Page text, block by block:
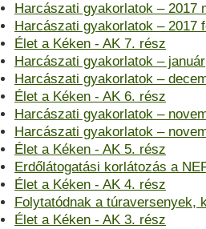
Harcászati gyakorlatok – 2017
Harcászati gyakorlatok – 2017
Élet a Kéken - AK 7. rész
Harcászati gyakorlatok – január
Harcászati gyakorlatok –
Élet a Kéken - AK 6. rész
Harcászati gyakorlatok –
Harcászati gyakorlatok –
Élet a Kéken - AK 5. rész
Erdőlátogatási korlátozás a
Élet a Kéken - AK 4. rész
Folytatódnak a túraversenyek,
Élet a Kéken - AK 3. rész